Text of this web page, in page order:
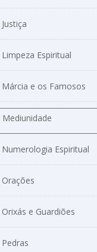
Justiça
Limpeza Espiritual
Márcia e os Famosos
Mediunidade
Numerologia Espiritual
Orações
Orixás e Guardiões
Pedras